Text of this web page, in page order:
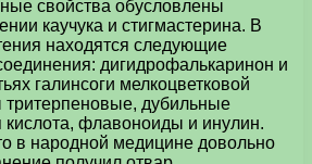
свойства обусловлены
каучука и стигмастерина. В
находятся следующие
дигидрофалькаринон и
галинсоги мелкоцветковой
тритерпеновые, дубильные
флавоноиды и инулин.
в народной медицине довольно